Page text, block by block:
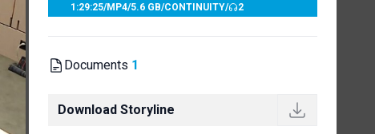
1:29:25/MP4/5.6 GB/CONTINUITY/ 2
Documents 1
Download Storyline